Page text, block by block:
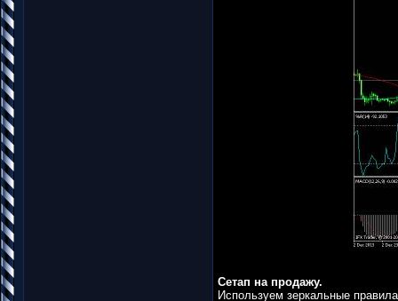
Сетап на продажу.
Используем зеркальные